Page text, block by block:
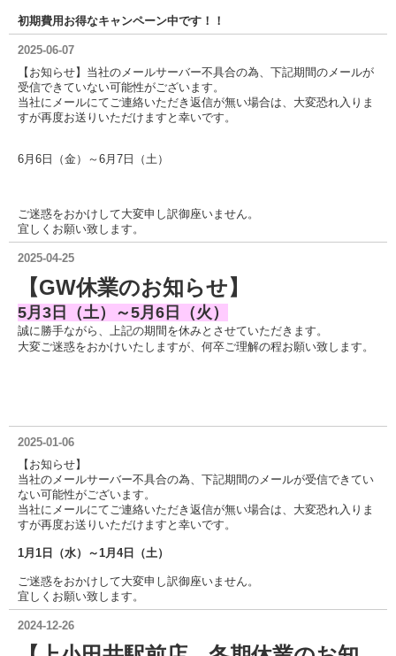
初期費用お得なキャンペーン中です！！
2025-06-07
【お知らせ】当社のメールサーバー不具合の為、下記期間のメールが
受信できていない可能性がございます。
当社にメールにてご連絡いただき返信が無い場合は、大変恐れ入りま
すが再度お送りいただけますと幸いです。
6月6日（金）～6月7日（土）
ご迷惑をおかけして大変申し訳御座いません。
宜しくお願い致します。
2025-04-25
【GW休業のお知らせ】
5月3日（土）～5月6日（火）
誠に勝手ながら、上記の期間を休みとさせていただきます。
大変ご迷惑をおかけいたしますが、何卒ご理解の程お願い致します。
2025-01-06
【お知らせ】
当社のメールサーバー不具合の為、下記期間のメールが受信できてい
ない可能性がございます。
当社にメールにてご連絡いただき返信が無い場合は、大変恐れ入りま
すが再度お送りいただけますと幸いです。
1月1日（水）～1月4日（土）
ご迷惑をおかけして大変申し訳御座いません。
宜しくお願い致します。
2024-12-26